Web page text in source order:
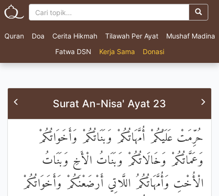
Quran Doa Cerita Hikmah Tilawah Per Ayat
Mushaf Madina
Fatwa DSN
Kerja Sama Donasi
Surat An-Nisa' Ayat 23
حُرِّمَتْ عَلَيْكُمْ أُمَّهَاتُكُمْ وَبَنَاتُكُمْ وَأَخَوَاتُكُمْ
وَعَمَّاتُكُمْ وَخَالَاتُكُمْ وَبَنَاتُ الْأَخِ وَبَنَاتُ
الْأُخْتِ وَأُمَّهَاتُكُمُ اللَّاتِي أَرْضَعْنَكُمْ وَأَخَوَاتُكُمْ